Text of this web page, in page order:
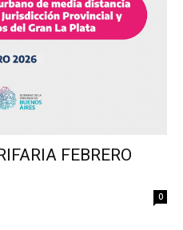
FEBRERO
0